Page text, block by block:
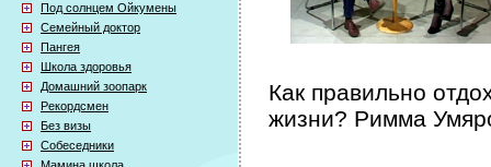
Под солнцем Ойкумены
Семейный доктор
Пангея
Школа здоровья
Домашний зоопарк
Рекордсмен
Без визы
Собеседники
Как правильно
жизни? Римма